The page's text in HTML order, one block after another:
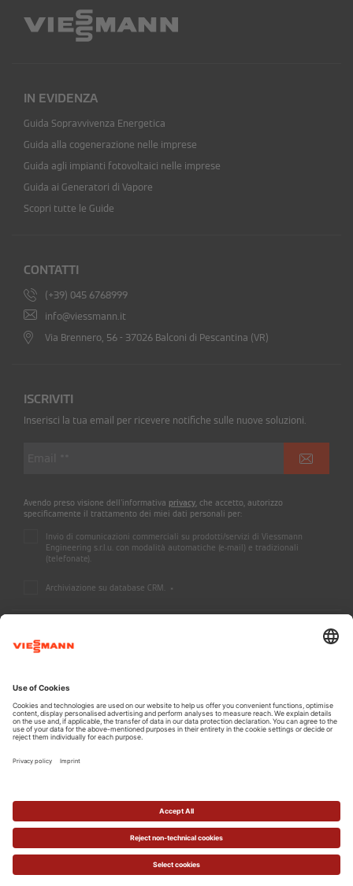
IN EVIDENZA
Guida Sopravvivenza Energetica
Guida alla cogenerazione nelle imprese
Guida agli impianti fotovoltaici nelle imprese
Guida ai Generatori di Vapore
Scopri tutte le Guide
CONTATTI
(+39) 045 6768999
info@viessmann.it
Via Brennero, 56 - 37026 Balconi di Pescantina (VR)
ISCRIVITI
Inserisci la tua email per ricevere notifiche sulle nuove soluzioni.
Avendo preso visione dell'informativa privacy, che accetto, autorizzo
specificamente il trattamento dei miei dati personali per:
Invio di comunicazioni commerciali su prodotti/servizi di Viessmann
Engineering s.r.l.u. con modalità automatiche (e-mail) e tradizionali
(telefonate).
Archiviazione su database CRM. *
Informazioni legali
Informativa Privacy
Dichiarazione di accessibilità
Termini di utilizzo